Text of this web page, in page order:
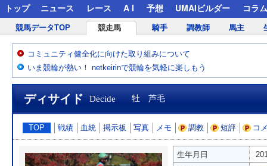
トップ ニュース レース A I 予想 UMAIビルダー コラム
競馬データTOP 競走馬 騎手 調教師 馬主
コミュニティ健全化に向けた取り組みについて
いま競輪が熱い！ netkeirinで競輪を気軽に楽しもう
ディサイド Decide 牡 芦毛
TOP 戦績 血統 掲示板 写真 メモ 調教 短評 コ
生年月日